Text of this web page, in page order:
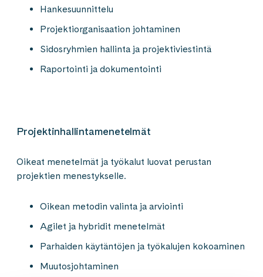
Hankesuunnittelu
Projektiorganisaation johtaminen
Sidosryhmien hallinta ja projektiviestintä
Raportointi ja dokumentointi
Projektinhallintamenetelmät
Oikeat menetelmät ja työkalut luovat perustan
projektien menestykselle.
Oikean metodin valinta ja arviointi
Agilet ja hybridit menetelmät
Parhaiden käytäntöjen ja työkalujen kokoaminen
Muutosjohtaminen